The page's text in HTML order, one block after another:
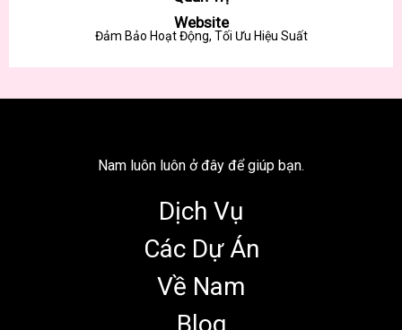
Website
Đảm Bảo Hoạt Động, Tối Ưu Hiệu Suất
Nam luôn luôn ở đây để giúp bạn.
Dịch Vụ
Các Dự Án
Về Nam